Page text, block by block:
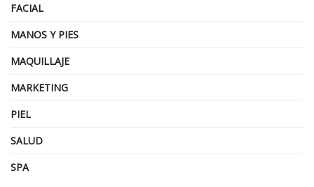
FACIAL
MANOS Y PIES
MAQUILLAJE
MARKETING
PIEL
SALUD
SPA